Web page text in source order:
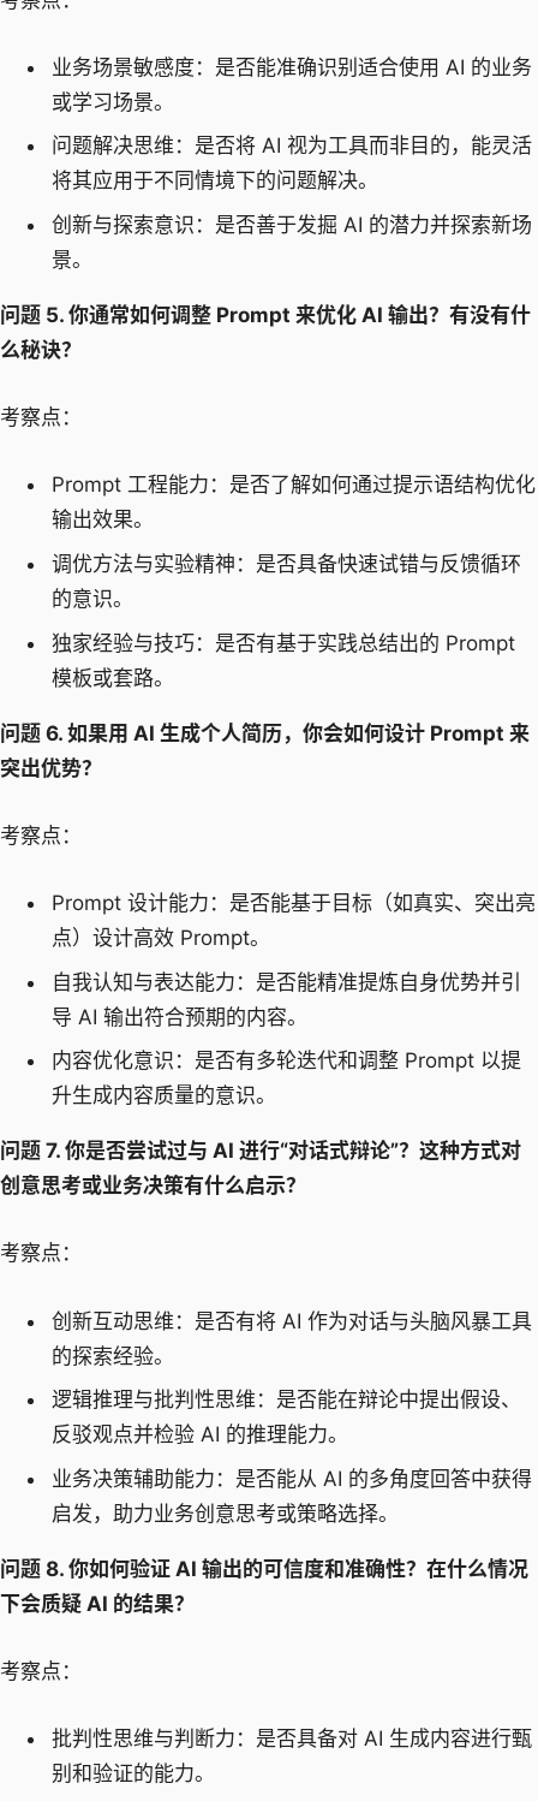
业务场景敏感度：是否能准确识别适合使用 AI 的业务
或学习场景。
问题解决思维：是否将 AI 视为工具而非目的，能灵活
将其应用于不同情境下的问题解决。
创新与探索意识：是否善于发掘 AI 的潜力并探索新场
景。
问题 5. 你通常如何调整 Prompt 来优化 AI 输出？有没有什
么秘诀？
考察点：
Prompt 工程能力：是否了解如何通过提示语结构优化
输出效果。
调优方法与实验精神：是否具备快速试错与反馈循环
的意识。
独家经验与技巧：是否有基于实践总结出的 Prompt
模板或套路。
问题 6. 如果用 AI 生成个人简历，你会如何设计 Prompt 来
突出优势？
考察点：
Prompt 设计能力：是否能基于目标（如真实、突出亮
点）设计高效 Prompt。
自我认知与表达能力：是否能精准提炼自身优势并引
导 AI 输出符合预期的内容。
内容优化意识：是否有多轮迭代和调整 Prompt 以提
升生成内容质量的意识。
问题 7. 你是否尝试过与 AI 进行“对话式辩论”？这种方式对
创意思考或业务决策有什么启示？
考察点：
创新互动思维：是否有将 AI 作为对话与头脑风暴工具
的探索经验。
逻辑推理与批判性思维：是否能在辩论中提出假设、
反驳观点并检验 AI 的推理能力。
业务决策辅助能力：是否能从 AI 的多角度回答中获得
启发，助力业务创意思考或策略选择。
问题 8. 你如何验证 AI 输出的可信度和准确性？在什么情况
下会质疑 AI 的结果？
考察点：
批判性思维与判断力：是否具备对 AI 生成内容进行甄
别和验证的能力。